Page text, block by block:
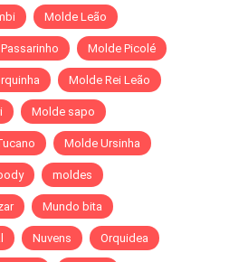
Molde Leão
Molde Picolé
Molde Rei Leão
Molde sapo
Molde Ursinha
moldes
Mundo bita
Nuvens Orquidea